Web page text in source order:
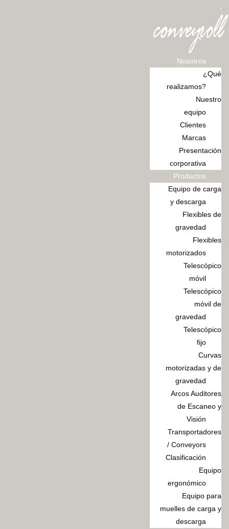
Nosotros
¿Qué
realizamos?
Nuestro
equipo
Clientes
Marcas
Presentación
corporativa
Productos
Equipo de carga
y descarga
Flexibles de
gravedad
Flexibles
motorizados
Telescópico
móvil
Telescópico
móvil de
gravedad
Telescópico
fijo
Curvas
motorizadas y de
gravedad
Arcos Auditores
de Escaneo y
Visión
Transportadores
/ Conveyors
Clasificación
Equipo
ergonómico
Equipo para
muelles de carga y
descarga